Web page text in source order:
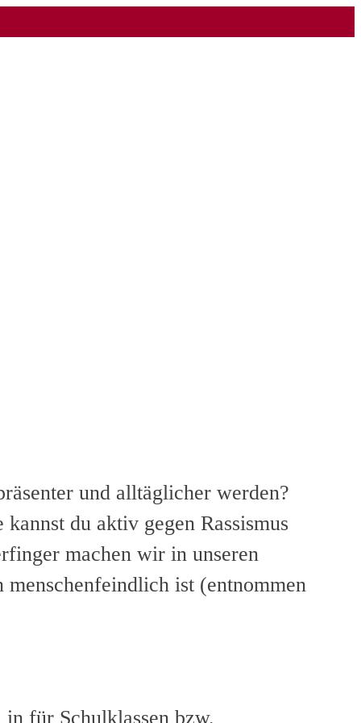
und alltäglicher werden?
du aktiv gegen Rassismus
machen wir in unseren
menschenfeindlich ist (entnommen
für Schulklassen bzw.